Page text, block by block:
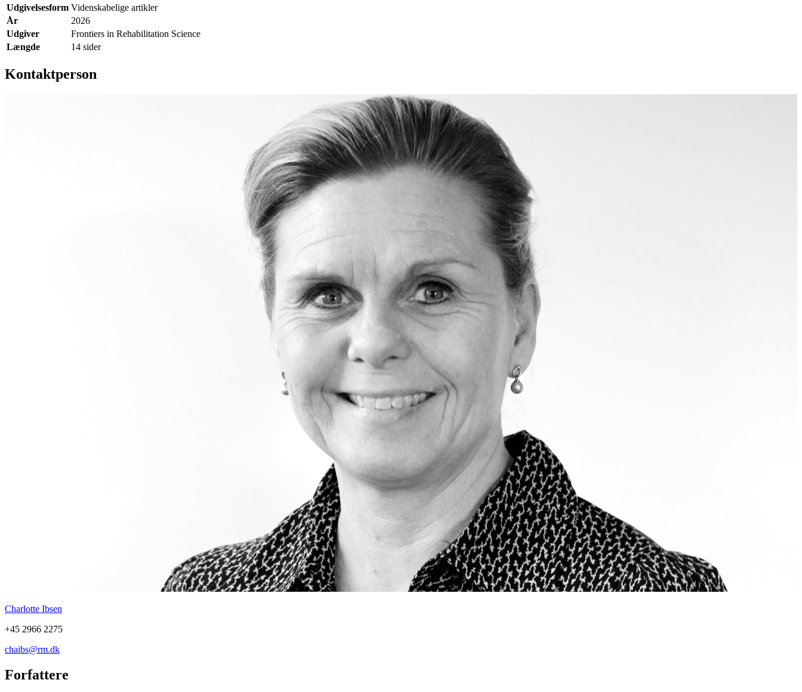
Udgivelsesform Videnskabelige artikler
År
2026
Udgiver
Frontiers in Rehabilitation Science
Længde
14 sider
Kontaktperson
Charlotte Ibsen
+45 2966 2275
chaibs@rm.dk
Forfattere